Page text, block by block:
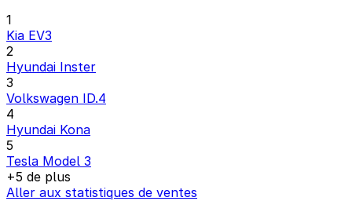
1
Kia EV3
2
Hyundai Inster
3
Volkswagen ID.4
4
Hyundai Kona
5
Tesla Model 3
+5 de plus
Aller aux statistiques de ventes